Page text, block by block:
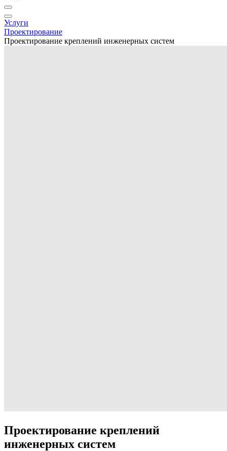
Услуги
Проектирование
Проектирование креплений инженерных систем
Проектирование креплений
инженерных систем